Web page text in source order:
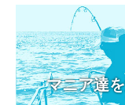
マニア達